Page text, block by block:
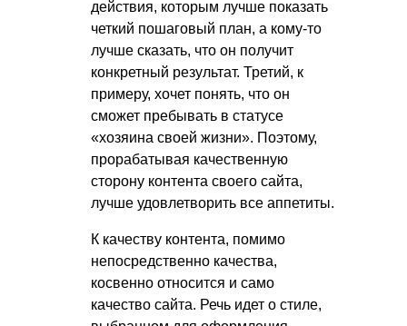
действия, которым лучше показать
четкий пошаговый план, а кому-то
лучше сказать, что он получит
конкретный результат. Третий, к
примеру, хочет понять, что он
сможет пребывать в статусе
«хозяина своей жизни». Поэтому,
прорабатывая качественную
сторону контента своего сайта,
лучше удовлетворить все аппетиты.
К качеству контента, помимо
непосредственно качества,
косвенно относится и само
качество сайта. Речь идет о стиле,